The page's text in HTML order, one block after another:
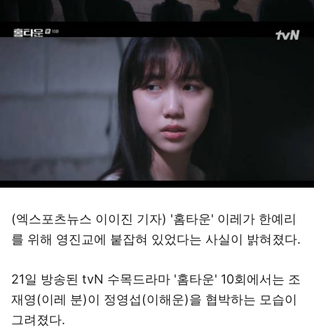
(엑스포츠뉴스 이이진 기자) '홈타운' 이레가 한예리
를 위해 영진교에 붙잡혀 있었다는 사실이 밝혀졌다.
21일 방송된 tvN 수목드라마 '홈타운' 10회에서는 조
재영(이레 분)이 정영섭(이해운)을 협박하는 모습이
그려졌다.